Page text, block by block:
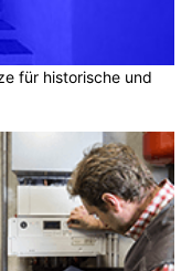
für historische und